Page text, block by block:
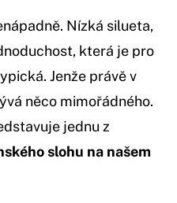
Nízká silueta,
která je pro
Jenže právě v
něco mimořádného.
jednu z
slohu na našem